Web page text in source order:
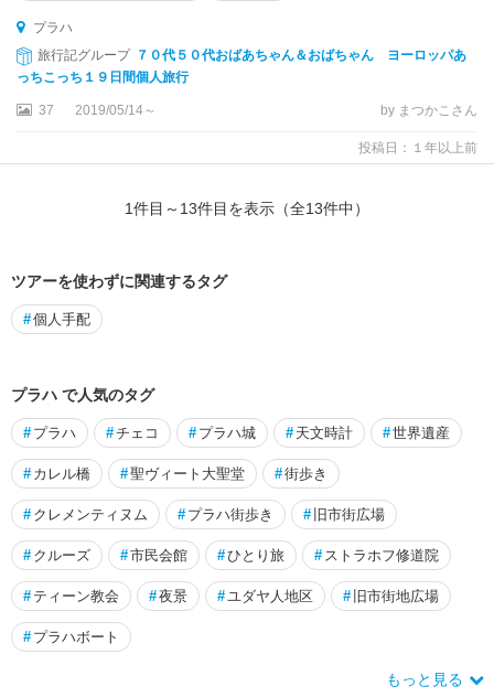
プラハ
旅行記グループ ７０代５０代おばあちゃん＆おばちゃん ヨーロッパあ
っちこっち１９日間個人旅行
37 2019/05/14～ by まつかこさん
投稿日：１年以上前
1件目～ 13件目を表示（全13件中）
ツアーを使わずに関連するタグ
#個人手配
プラハ で人気のタグ
# プラハ #チェコ # プラハ城 # 天文時計 #世界遺産
# カレル橋 #聖ヴィート大聖堂 #街歩き
# クレメンティヌム # プラハ街歩き # 旧市街広場
# クルーズ #市民会館 #ひとり旅 # ストラホフ修道院
# ティーン教会 #夜景 # ユダヤ人地区 # 旧市街地広場
# プラハボート
もっと見る